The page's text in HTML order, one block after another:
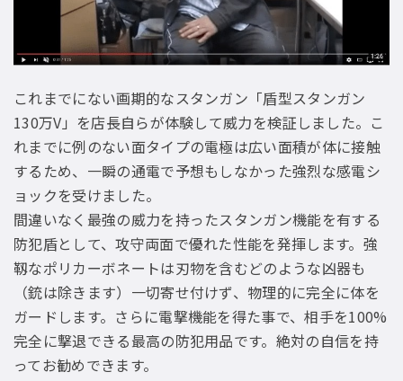
これまでにない画期的なスタンガン「盾型スタンガン
130万V」を店長自らが体験して威力を検証しました。こ
れまでに例のない面タイプの電極は広い面積が体に接触
するため、一瞬の通電で予想もしなかった強烈な感電シ
ョックを受けました。
間違いなく最強の威力を持ったスタンガン機能を有する
防犯盾として、攻守両面で優れた性能を発揮します。強
靱なポリカーボネートは刃物を含むどのような凶器も
（銃は除きます）一切寄せ付けず、物理的に完全に体を
ガードします。さらに電撃機能を得た事で、相手を100%
完全に撃退できる最高の防犯用品です。絶対の自信を持
ってお勧めできます。